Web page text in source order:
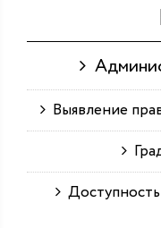
Выявление